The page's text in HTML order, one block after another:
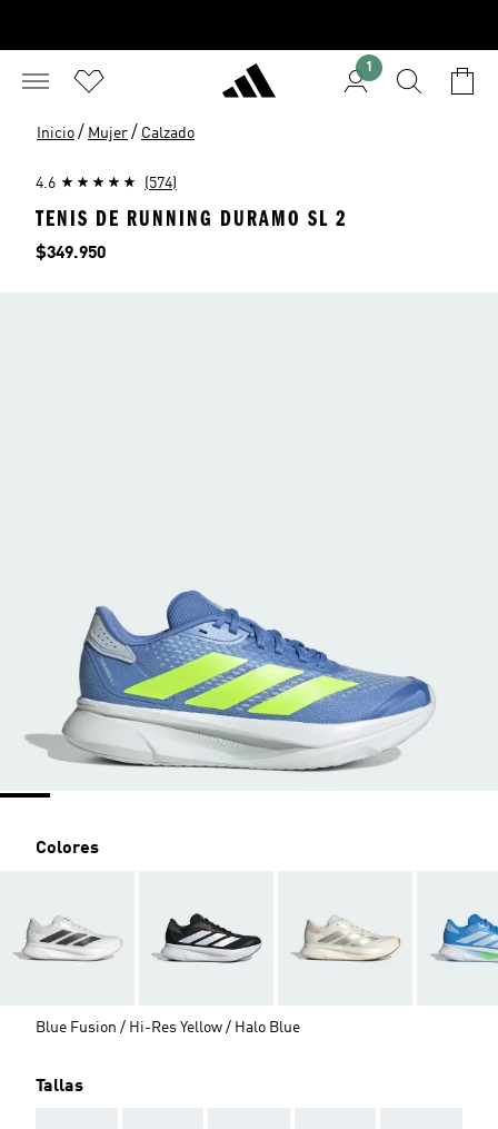
1
Inicio / Mujer / Calzado
4.6 (574)
TENIS DE RUNNING DURAMO SL 2
Precio
$349.950
Colores
Blue Fusion / Hi-Res Yellow / Halo Blue
Tallas